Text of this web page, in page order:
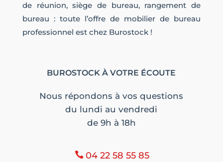
de réunion, siège de bureau, rangement de
bureau : toute l’offre de mobilier de bureau
professionnel est chez Burostock !
BUROSTOCK À VOTRE ÉCOUTE
Nous répondons à vos questions
du lundi au vendredi
de 9h à 18h
04 22 58 55 85